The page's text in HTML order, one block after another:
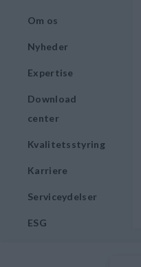
Om os
Nyheder
Expertise
Download
center
Kvalitetsstyring
Karriere
Serviceydelser
ESG